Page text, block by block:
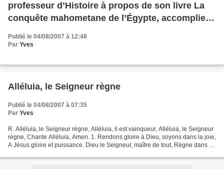
professeur d’Histoire à propos de son livre La
conquête mahometane de l’Égypte, accomplie
en 6 années (639-646)
Publié le 04/08/2007 à 12:48
Par Yves
Alléluia, le Seigneur règne
Publié le 04/08/2007 à 07:35
Par Yves
R. Alléluia, le Seigneur règne, Alléluia, il est vainqueur, Alléluia, le Seigneur
règne, Chante Alléluia, Amen. 1. Rendons gloire à Dieu, soyons dans la joie,
A Jésus gloire et puissance. Dieu le Seigneur, maître de tout, Règne dans sa